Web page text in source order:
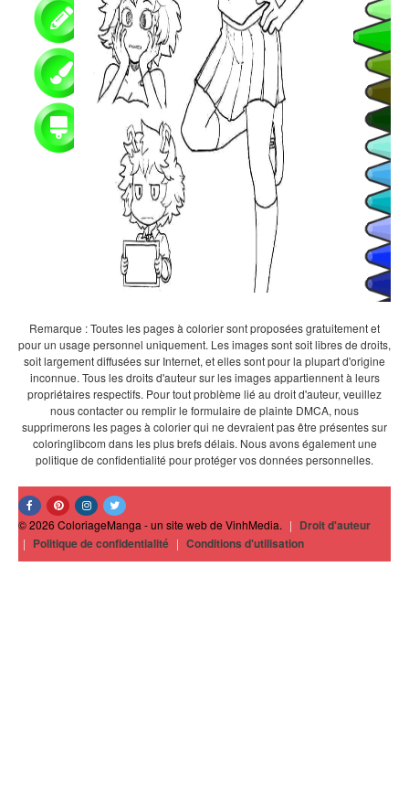
Remarque : Toutes les pages à colorier sont proposées gratuitement et
pour un usage personnel uniquement. Les images sont soit libres de droits,
soit largement diffusées sur Internet, et elles sont pour la plupart d'origine
inconnue. Tous les droits d'auteur sur les images appartiennent à leurs
propriétaires respectifs. Pour tout problème lié au droit d'auteur, veuillez
nous contacter ou remplir le formulaire de plainte DMCA, nous
supprimerons les pages à colorier qui ne devraient pas être présentes sur
coloringlibcom dans les plus brefs délais. Nous avons également une
politique de confidentialité pour protéger vos données personnelles.
© 2026 ColoriageManga - un site web de VinhMedia. | Droit d'auteur
| Politique de confidentialité | Conditions d'utilisation